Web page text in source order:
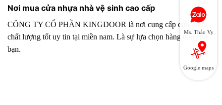
Nơi mua cửa nhựa nhà vệ sinh cao cấp
CÔNG TY CỔ PHẦN KINGDOOR là nơi cung cấp cửa nhựa
chất lượng tốt uy tin tại miền nam. Là sự lựa chọn hàng đầu của
bạn.
Ms. Thảo Vy
Google maps